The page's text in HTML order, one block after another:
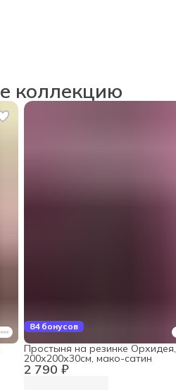
коллекцию
84 бонусов
2 790 ₽
Простыня на резинке Орхидея,
200х200х30см, мако-сатин